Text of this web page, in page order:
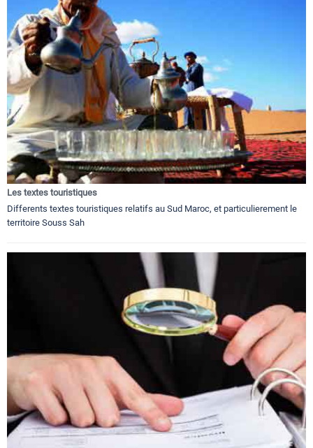
Les textes touristiques
Differents textes touristiques relatifs au Sud Maroc, et particulierement le
territoire Souss Sah